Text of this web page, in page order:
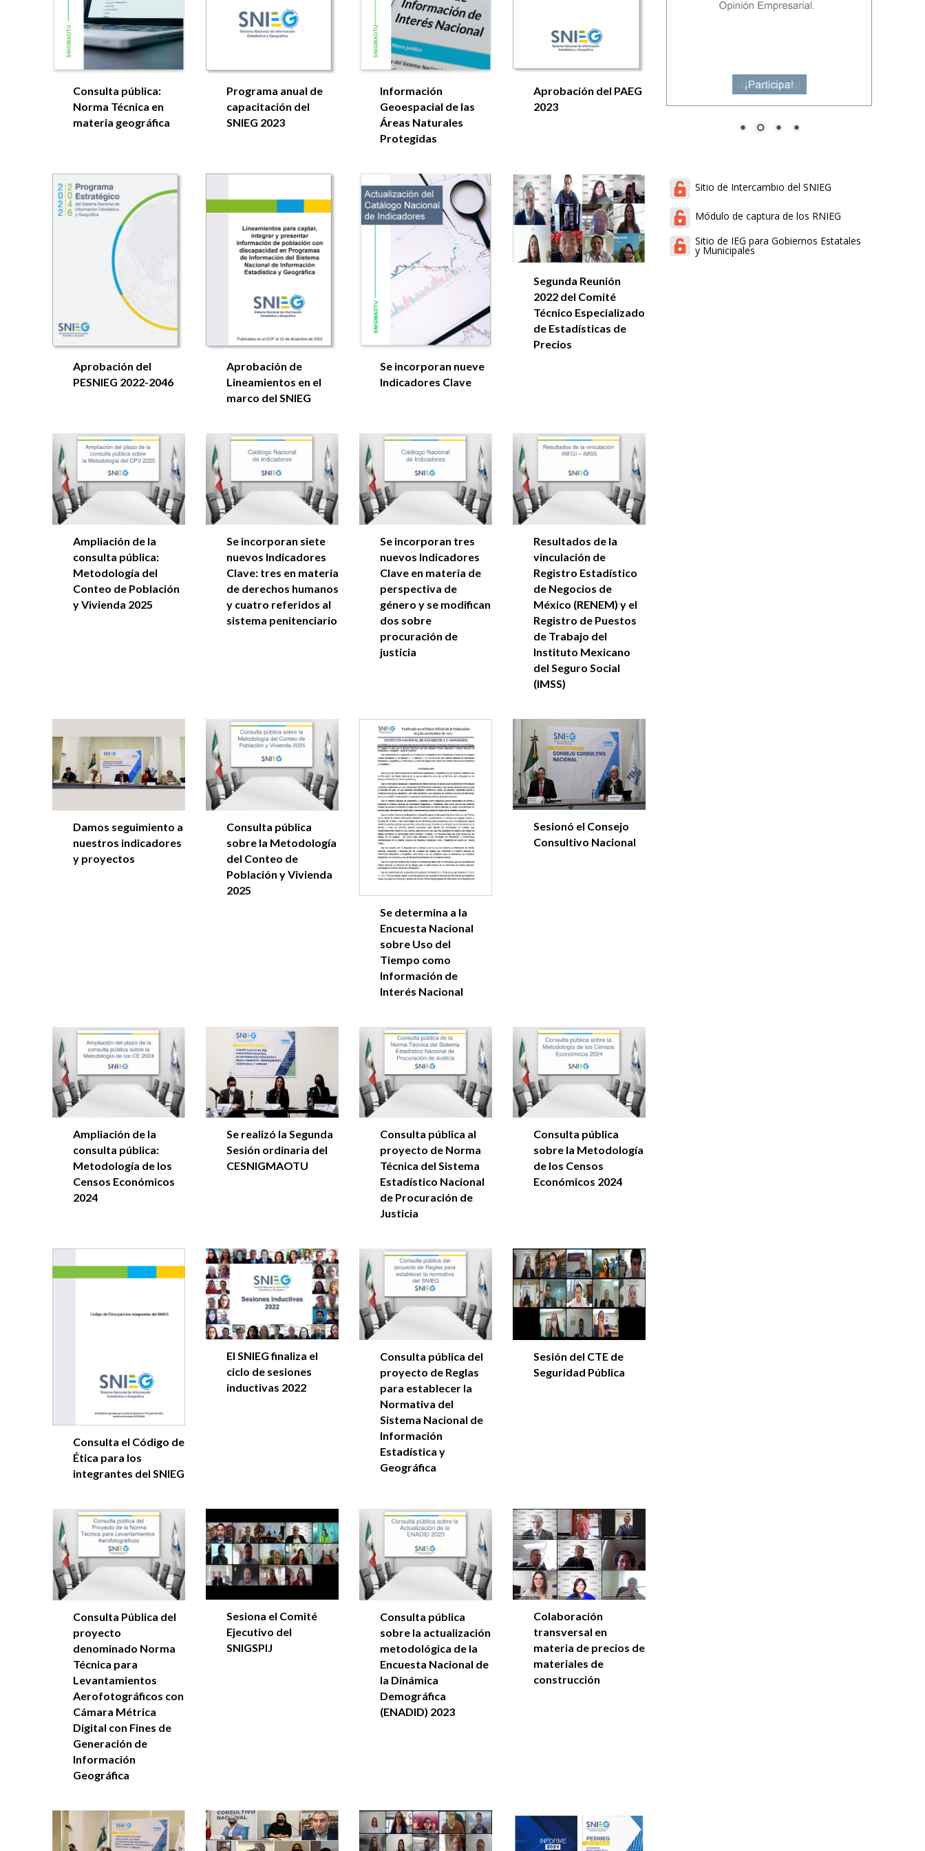
Consulta pública:
Norma Técnica en
materia geográfica
Programa anual de
capacitación del
SNIEG 2023
Información
Geoespacial de las
Áreas Naturales
Protegidas
Aprobación del PAEG
2023
Aprobación del
PESNIEG 2022-2046
Aprobación de
Lineamientos en el
marco del SNIEG
Se incorporan nueve
Indicadores Clave
Segunda Reunión
2022 del Comité
Técnico Especializado
de Estadísticas de
Precios
Ampliación de la
consulta pública:
Metodología del
Conteo de Población
y Vivienda 2025
Se incorporan siete
nuevos Indicadores
Clave: tres en materia
de derechos humanos
y cuatro referidos al
sistema penitenciario
Se incorporan tres
nuevos Indicadores
Clave en materia de
perspectiva de
género y se modifican
dos sobre
procuración de
justicia
Resultados de la
vinculación de
Registro Estadístico
de Negocios de
México (RENEM) y el
Registro de Puestos
de Trabajo del
Instituto Mexicano
del Seguro Social
(IMSS)
Damos seguimiento a
nuestros indicadores
y proyectos
Consulta pública
sobre la Metodología
del Conteo de
Población y Vivienda
2025
Se determina a la
Encuesta Nacional
sobre Uso del
Tiempo como
Información de
Interés Nacional
Sesionó el Consejo
Consultivo Nacional
Ampliación de la
consulta pública:
Metodología de los
Censos Económicos
2024
Se realizó la Segunda
Sesión ordinaria del
CESNIGMAOTU
Consulta pública al
proyecto de Norma
Técnica del Sistema
Estadístico Nacional
de Procuración de
Justicia
Consulta pública
sobre la Metodología
de los Censos
Económicos 2024
Consulta el Código de
Ética para los
integrantes del SNIEG
El SNIEG finaliza el
ciclo de sesiones
inductivas 2022
Consulta pública del
proyecto de Reglas
para establecer la
Normativa del
Sistema Nacional de
Información
Estadística y
Geográfica
Sesión del CTE de
Seguridad Pública
Consulta Pública del
proyecto
denominado Norma
Técnica para
Levantamientos
Aerofotográficos con
Cámara Métrica
Digital con Fines de
Generación de
Información
Geográfica
Sesiona el Comité
Ejecutivo del
SNIGSPIJ
Consulta pública
sobre la actualización
metodológica de la
Encuesta Nacional de
la Dinámica
Demográfica
(ENADID) 2023
Colaboración
transversal en
materia de precios de
materiales de
construcción
Sitio de Intercambio del SNIEG
Módulo de captura de los RNIEG
Sitio de IEG para Gobiernos Estatales
y Municipales